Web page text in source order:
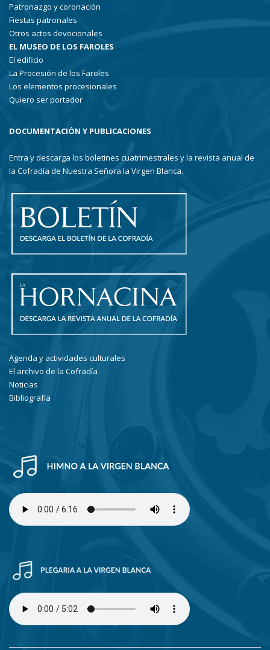
Patronazgo y coronación
Fiestas patronales
Otros actos devocionales
EL MUSEO DE LOS FAROLES
El edificio
La Procesión de los Faroles
Los elementos procesionales
Quiero ser portador
DOCUMENTACIÓN Y PUBLICACIONES
Entra y descarga los boletines cuatrimestrales y la revista anual de
la Cofradía de Nuestra Señora la Virgen Blanca.
Agenda y actividades culturales
El archivo de la Cofradía
Noticias
Bibliografía